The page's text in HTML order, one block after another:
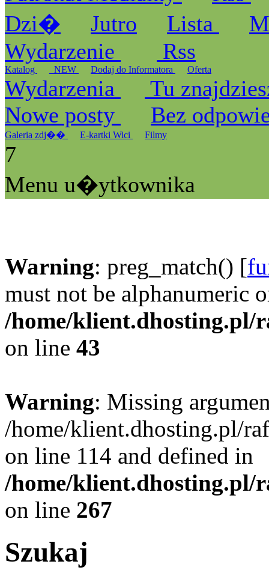
Dzi�
Jutro Lista
Wydarzenie
Rss
Katalog _NEW Dodaj do Informatora Oferta
Wydarzenia
Tu
Nowe posty
Bez
Galeria zdj�� E-kartki Wici Filmy
7
Menu u�ytkownika
Warning: preg_match() [
must not be alphanumeric
/home/klient.dhosting.pl/
on line 43
Warning: Missing
/home/klient.dhosting.pl/
on line 114 and defined in
/home/klient.dhosting.pl/
on line 267
Szukaj